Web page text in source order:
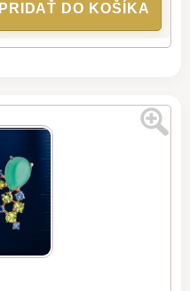
PRIDAŤ DO KOŠÍKA